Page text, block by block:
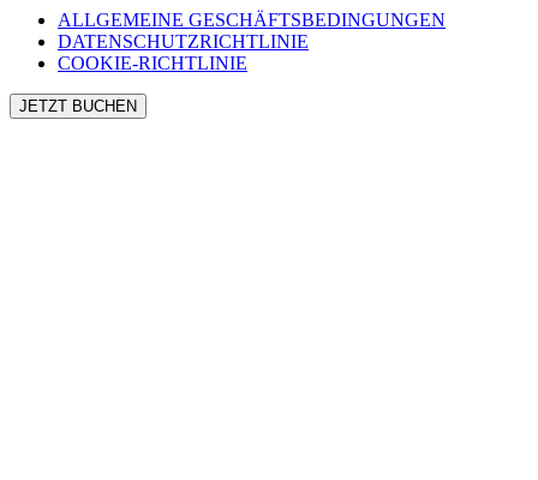
ALLGEMEINE GESCHÄFTSBEDINGUNGEN
DATENSCHUTZRICHTLINIE
COOKIE-RICHTLINIE
JETZT BUCHEN